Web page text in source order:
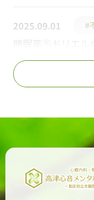
2025.09.01 #
睡眠薬⑤ドリエル
2025.08.28
作用
2025.08.25 #
睡眠薬⑥トラゾド